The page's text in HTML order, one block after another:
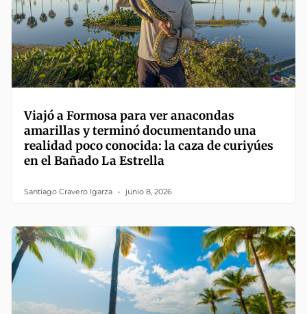
Viajó a Formosa para ver anacondas
amarillas y terminó documentando una
realidad poco conocida: la caza de curiyúes
en el Bañado La Estrella
Santiago Cravero Igarza junio 8, 2026